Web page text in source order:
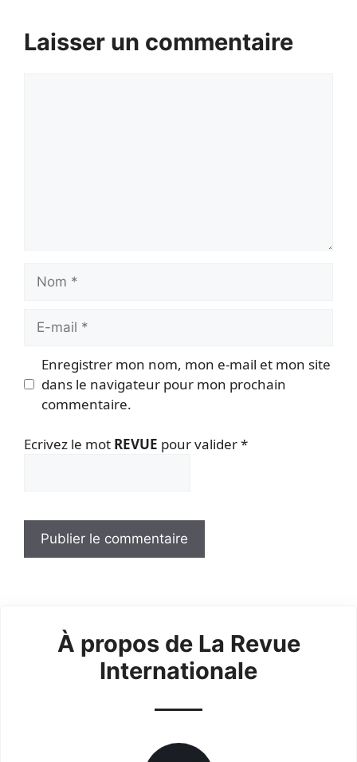
Laisser un commentaire
mail
Enregistrer mon nom, mon e-mail et mon site
dans le navigateur pour mon prochain
commentaire.
Ecrivez le mot REVUE pour valider*
À propos de La Revue
Internationale